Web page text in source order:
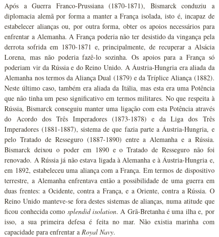
Após a Guerra Franco-Prussiana (1870-1871), Bismarck conduziu a
diplomacia alemã por forma a manter a França isolada, isto é, incapaz de
estabelecer alianças ou, por outra forma, obter os apoios necessários para
enfrentar a Alemanha. A França poderia não ter desistido da vingança pela
derrota sofrida em 1870-1871 e, principalmente, de recuperar a Alsácia
Lorena, mas não poderia fazê-lo sozinha. Os apoios para a França só
poderiam vir da Rússia e do Reino Unido. A Áustria-Hungria era aliada da
Alemanha nos termos da Aliança Dual (1879) e da Tríplice Aliança (1882).
Neste último caso, também era aliada da Itália, mas esta era uma Potência
que não tinha um peso significativo em termos militares. No que respeita à
Rússia, Bismarck conseguiu manter uma ligação com esta Potência através
do Acordo dos Três Imperadores (1873-1878) e da Liga dos Três
Imperadores (1881-1887), sistema de que fazia parte a Áustria-Hungria, e
pelo Tratado de Resseguro (1887-1890) entre a Alemanha e a Rússia.
Bismarck deixou o poder em 1890 e o Tratado de Resseguro não foi
renovado. A Rússia já não estava ligada à Alemanha e à Áustria-Hungria e,
em 1892, estabeleceu uma aliança com a França. Em termos de dispositivo
terrestre, a Alemanha enfrentava então a possibilidade de uma guerra em
duas frentes: a Ocidente, contra a França, e a Oriente, contra a Rússia. O
Reino Unido manteve-se fora destes sistemas de alianças, numa atitude que
ficou conhecida como splendid isolation. A Grã-Bretanha é uma ilha e, por
isso, a sua primeira defesa é feita no mar. Não existia marinha com
capacidade para enfrentar a Royal Navy.